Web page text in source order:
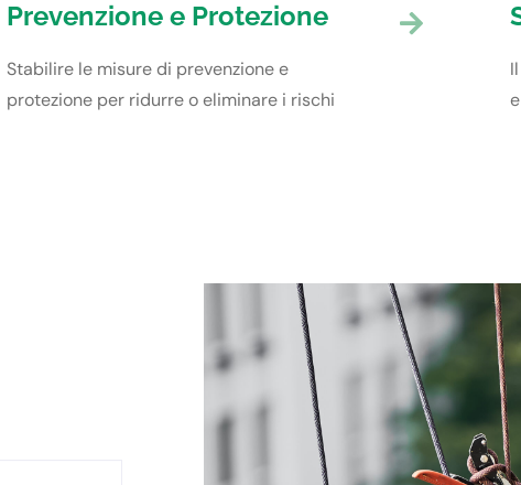
Prevenzione e Protezione
Stabilire le misure di prevenzione e
protezione per ridurre o eliminare i rischi